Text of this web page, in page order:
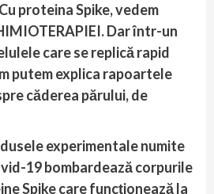
Cu proteina Spike, vedem
Dar într-un
care se replică rapid
putem explica rapoartele
căderea părului, de
experimentale numite
19 bombardează corpurile
​​Spike care funcționează la